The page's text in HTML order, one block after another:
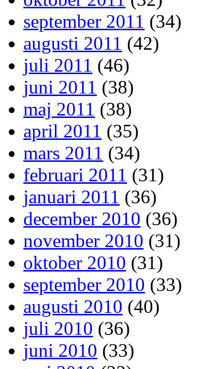
september 2011 (34)
augusti 2011 (42)
juli 2011 (46)
juni 2011 (38)
maj 2011 (38)
april 2011 (35)
mars 2011 (34)
februari 2011 (31)
januari 2011 (36)
december 2010 (36)
november 2010 (31)
oktober 2010 (31)
september 2010 (33)
augusti 2010 (40)
juli 2010 (36)
juni 2010 (33)